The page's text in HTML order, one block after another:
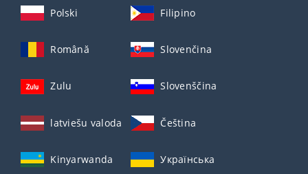
Polski Filipino
Română Slovenčina
Zulu Slovenščina
latviešu valoda Čeština
Kinyarwanda Українська